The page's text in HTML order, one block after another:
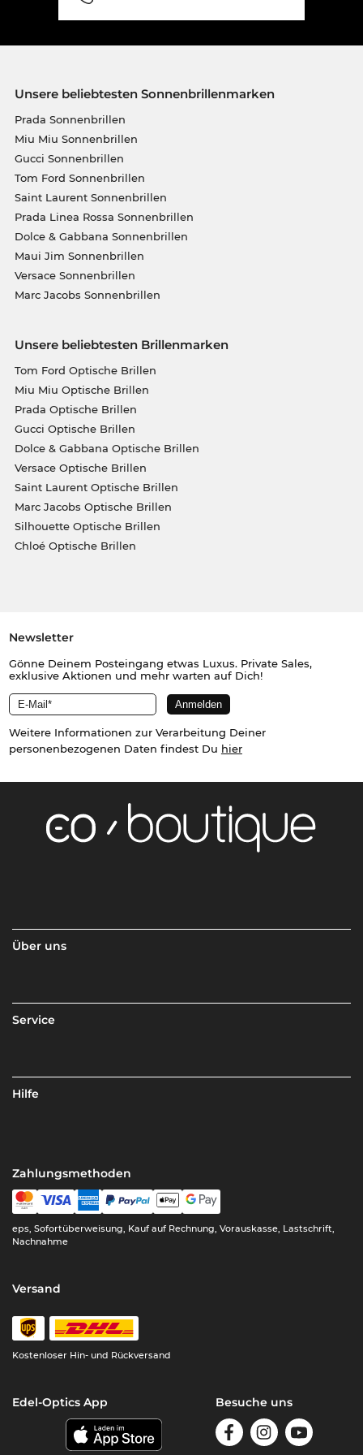
Unsere beliebtesten Sonnenbrillenmarken
Prada Sonnenbrillen
Miu Miu Sonnenbrillen
Gucci Sonnenbrillen
Tom Ford Sonnenbrillen
Saint Laurent Sonnenbrillen
Prada Linea Rossa Sonnenbrillen
Dolce & Gabbana Sonnenbrillen
Maui Jim Sonnenbrillen
Versace Sonnenbrillen
Marc Jacobs Sonnenbrillen
Unsere beliebtesten Brillenmarken
Tom Ford Optische Brillen
Miu Miu Optische Brillen
Prada Optische Brillen
Gucci Optische Brillen
Dolce & Gabbana Optische Brillen
Versace Optische Brillen
Saint Laurent Optische Brillen
Marc Jacobs Optische Brillen
Silhouette Optische Brillen
Chloé Optische Brillen
Newsletter
Gönne Deinem Posteingang etwas Luxus. Private Sales,
exklusive Aktionen und mehr warten auf Dich!
Weitere Informationen zur Verarbeitung Deiner
personenbezogenen Daten findest Du hier
Über uns
Service
Hilfe
Zahlungsmethoden
eps, Sofortüberweisung, Kauf auf Rechnung, Vorauskasse, Lastschrift,
Nachnahme
Versand
Kostenloser Hin- und Rückversand
Edel-Optics App Besuche uns